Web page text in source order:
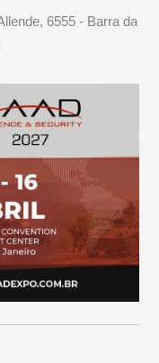
6555 - Barra da